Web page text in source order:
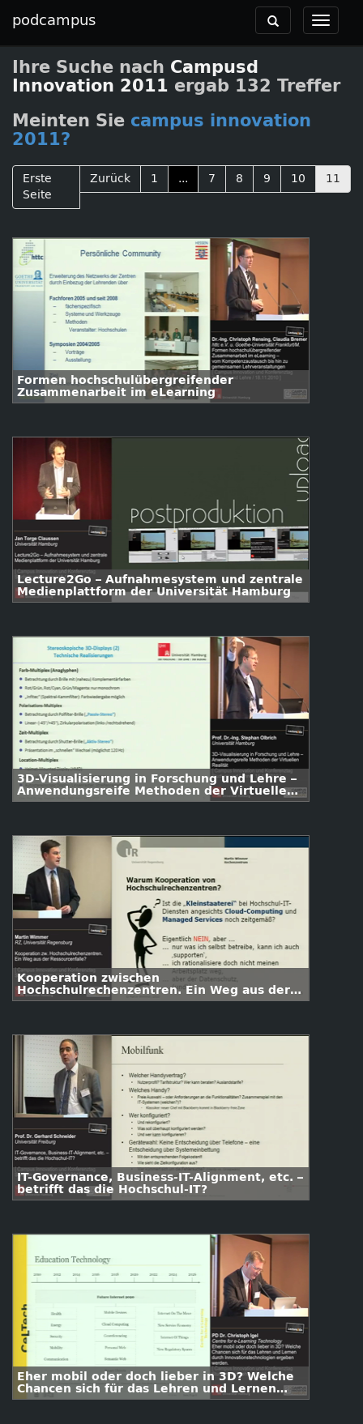
podcampus
Toggle
Toggle
navigation
Ihre Suche nach Campusd
Innovation 2011 ergab 132 Treffer
Meinten Sie campus innovation
2011?
Erste
Seite
Zurück 1 ... 7 8 9 10 11
Formen hochschulübergreifender
Zusammenarbeit im eLearning
Lecture2Go – Aufnahmesystem und zentrale
Medienplattform der Universität Hamburg
3D-Visualisierung in Forschung und Lehre –
Anwendungsreife Methoden der Virtuellen
Realität
Kooperation zwischen
Hochschulrechenzentren. Ein Weg aus der
Ressourcenfalleß
IT-Governance, Business-IT-Alignment, etc. –
betrifft das die Hochschul-IT?
Eher mobil oder doch lieber in 3D? Welche
Chancen sich für das Lehren und Lernen
durch Innovationstechnologien ergeben